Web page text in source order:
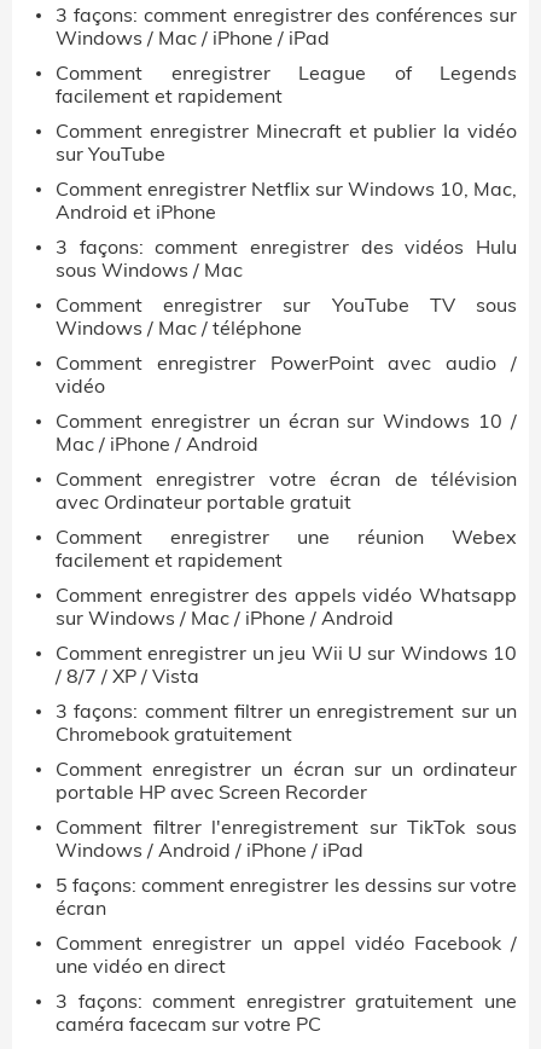
3 façons: comment enregistrer des conférences sur
Windows / Mac / iPhone / iPad
Comment enregistrer League of Legends
facilement et rapidement
Comment enregistrer Minecraft et publier la vidéo
sur YouTube
Comment enregistrer Netflix sur Windows 10, Mac,
Android et iPhone
3 façons: comment enregistrer des vidéos Hulu
sous Windows / Mac
Comment enregistrer sur YouTube TV sous
Windows / Mac / téléphone
Comment enregistrer PowerPoint avec audio /
vidéo
Comment enregistrer un écran sur Windows 10 /
Mac / iPhone / Android
Comment enregistrer votre écran de télévision
avec Ordinateur portable gratuit
Comment enregistrer une réunion Webex
facilement et rapidement
Comment enregistrer des appels vidéo Whatsapp
sur Windows / Mac / iPhone / Android
Comment enregistrer un jeu Wii U sur Windows 10
/ 8/7 / XP / Vista
3 façons: comment filtrer un enregistrement sur un
Chromebook gratuitement
Comment enregistrer un écran sur un ordinateur
portable HP avec Screen Recorder
Comment filtrer l'enregistrement sur TikTok sous
Windows / Android / iPhone / iPad
5 façons: comment enregistrer les dessins sur votre
écran
Comment enregistrer un appel vidéo Facebook /
une vidéo en direct
3 façons: comment enregistrer gratuitement une
caméra facecam sur votre PC